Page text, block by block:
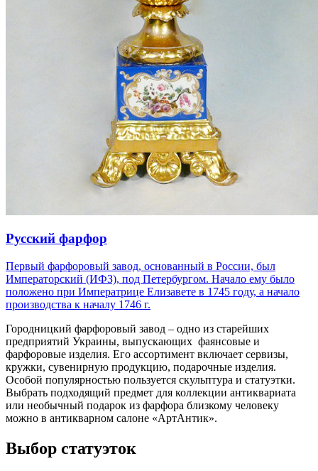
Русский фарфор
Первый фарфоровый завод, основанный в России, был
Императорский (ИФЗ), под Петербургом. Начало ему было
положено при Императрице Елизавете в 1745 году, а начало
производства к началу 1746 г.
Городницкий фарфоровый завод – одно из старейших
предприятий Украины, выпускающих фаянсовые и
фарфоровые изделия. Его ассортимент включает сервизы,
кружки, сувенирную продукцию, подарочные изделия.
Особой популярностью пользуется скульптура и статуэтки.
Выбрать подходящий предмет для коллекции антиквариата
или необычный подарок из фарфора близкому человеку
можно в антикварном салоне «АртАнтик».
Выбор статуэток